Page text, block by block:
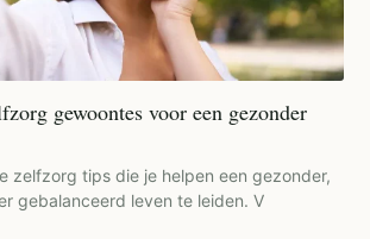
gewoontes voor een gezonder
zelfzorg tips die je helpen een gezonder,
gebalanceerd leven te leiden. V